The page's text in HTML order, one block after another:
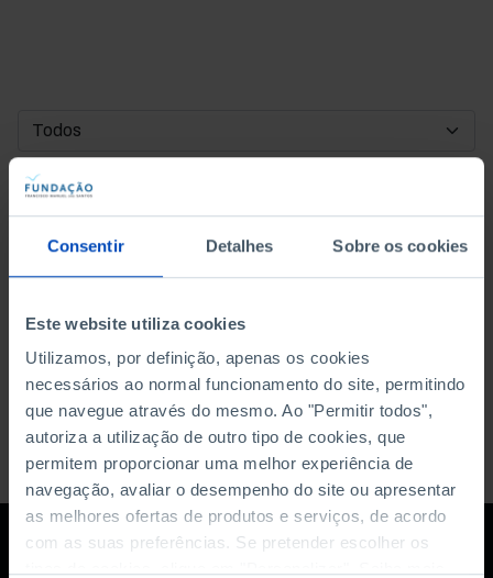
Consentir Detalhes Sobre os cookies
Este website utiliza cookies
Utilizamos, por definição, apenas os cookies
necessários ao normal funcionamento do site, permitindo
que navegue através do mesmo. Ao "Permitir todos",
autoriza a utilização de outro tipo de cookies, que
permitem proporcionar uma melhor experiência de
navegação, avaliar o desempenho do site ou apresentar
as melhores ofertas de produtos e serviços, de acordo
com as suas preferências. Se pretender escolher os
DATA DE INÍCIO
DATA DE FIM